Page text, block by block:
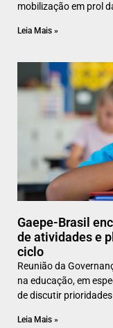
mobilização em prol
Leia Mais »
Gaepe-Brasil
de atividades e
ciclo
Reunião da
na educação, em
de discutir
Leia Mais »